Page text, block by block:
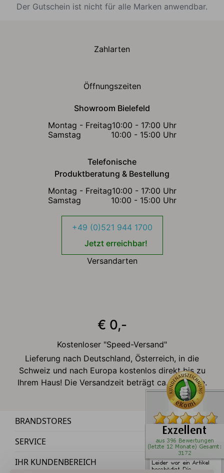
Der Gutschein ist nicht für alle Marken anwendbar.
Zahlarten
Öffnungszeiten
Showroom Bielefeld
Montag - Freitag10:00 - 17:00 Uhr
Samstag
10:00 - 15:00 Uhr
Telefonische
Produktberatung & Bestellung
Montag - Freitag10:00 - 17:00 Uhr
Samstag
10:00 - 15:00 Uhr
+49 (0)521 944 1700
Jetzt erreichbar!
Versandarten
€ 0,-
Kostenloser "Speed-Versand"
Lieferung nach Deutschland, Österreich, in die
Schweiz und nach Europa kostenlos direkt bis zu
Ihrem Haus! Die Versandzeit beträgt ca. 2-3 Tage.
BRANDSTORES
SERVICE
IHR KUNDENBEREICH